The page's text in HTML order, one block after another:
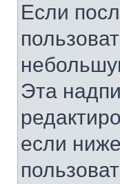
Если
Эта
если